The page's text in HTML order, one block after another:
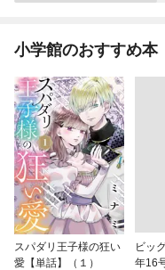
小学館のおすすめ本
スパダリ王子様の狂い
愛【単話】（１）
ビッ
年16